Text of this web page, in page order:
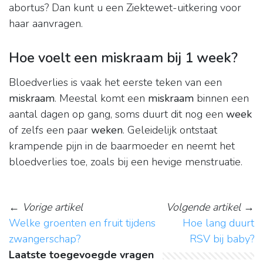
abortus? Dan kunt u een Ziektewet-uitkering voor
haar aanvragen.
Hoe voelt een miskraam bij 1 week?
Bloedverlies is vaak het eerste teken van een
miskraam. Meestal komt een miskraam binnen een
aantal dagen op gang, soms duurt dit nog een week
of zelfs een paar weken. Geleidelijk ontstaat
krampende pijn in de baarmoeder en neemt het
bloedverlies toe, zoals bij een hevige menstruatie.
← Vorige artikel
Welke groenten en fruit tijdens
zwangerschap?
Volgende artikel→
Hoe lang duurt
RSV bij baby?
Laatste toegevoegde vragen